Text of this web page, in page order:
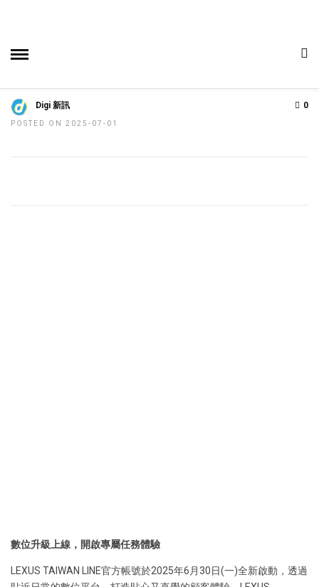
LEXUS TAIWAN LINE官方帳號全新啟
Digi 新訊
POSTED ON 2025-07-01
0
數位升級上線，開啟專屬任務體驗
LEXUS TAIWAN LINE官方帳號於2025年6月30日(一)全新啟動，透過